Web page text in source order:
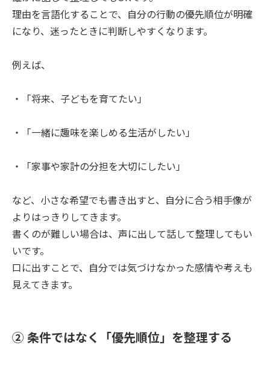
理由を言語化することで、自分の行動の優先順位が明確
になり、迷ったときに判断しやすくなります。
例えば、
・「将来、子どもを育てたい」
・「一緒に趣味を楽しめる生活がしたい」
・「家事や家計の分担を大切にしたい」
など、小さな希望でも書き出すと、自分に合う相手像が
よりはっきりしてきます。
書くのが難しい場合は、声に出して話して整理してもい
いです。
口に出すことで、自分では気づけなかった感情や考えも
見えてきます。
② 条件ではなく「優先順位」を整理する